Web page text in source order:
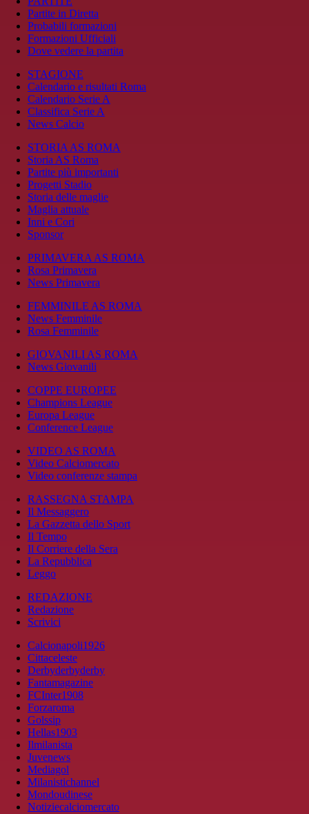
Partite in Diretta
Probabili formazioni
Formazioni Ufficiali
Dove vedere la partita
STAGIONE
Calendario e risultati Roma
Calendario Serie A
Classifica Serie A
News Calcio
STORIA AS ROMA
Storia AS Roma
Partite più importanti
Progetti Stadio
Storia delle maglie
Maglia attuale
Inni e Cori
Sponsor
PRIMAVERA AS ROMA
Rosa Primavera
News Primavera
FEMMINILE AS ROMA
News Femminile
Rosa Femminile
GIOVANILI AS ROMA
News Giovanili
COPPE EUROPEE
Champions League
Europa League
Conference League
VIDEO AS ROMA
Video Calciomercato
Video conferenze stampa
RASSEGNA STAMPA
Il Messaggero
La Gazzetta dello Sport
Il Tempo
Il Corriere della Sera
La Repubblica
Leggo
REDAZIONE
Redazione
Scrivici
Calcionapoli1926
Cittaceleste
Derbyderbyderby
Fantamagazine
FCInter1908
Forzaroma
Golssip
Hellas1903
Ilmilanista
Juvenews
Mediagol
Milanistichannel
Mondoudinese
Notiziecalciomercato